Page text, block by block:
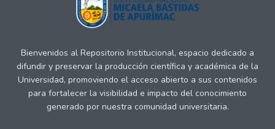
Bienvenidos al Repositorio Institucional, espacio dedicado a
difundir y preservar la producción científica y académica de la
Universidad, promoviendo el acceso abierto a sus contenidos
para fortalecer la visibilidad e impacto del conocimiento
generado por nuestra comunidad universitaria.